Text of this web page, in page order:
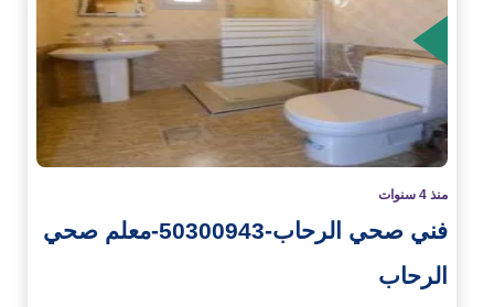
منذ 4 سنوات
فني صحي الرحاب-50300943-معلم صحي
الرحاب